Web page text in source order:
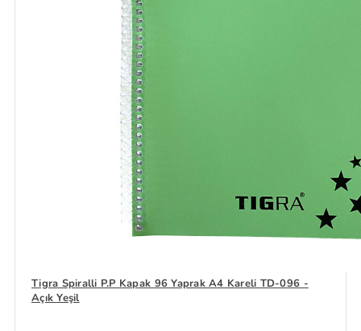
Tigra Spiralli P.P Kapak 96 Yaprak A4 Kareli TD-096 -
Açık Yeşil